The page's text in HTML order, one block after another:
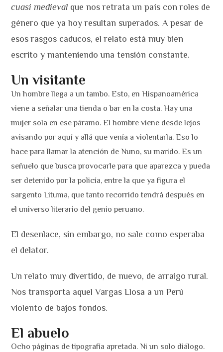
cuasi medieval que nos retrata un país con roles de
género que ya hoy resultan superados. A pesar de
esos rasgos caducos, el relato está muy bien
escrito y manteniendo una tensión constante.
Un visitante
Un hombre llega a un tambo. Esto, en Hispanoamérica
viene a señalar una tienda o bar en la costa. Hay una
mujer sola en ese páramo. El hombre viene desde lejos
avisando por aquí y allá que venía a violentarla. Eso lo
hace para llamar la atención de Nuno, su marido. Es un
señuelo que busca provocarle para que aparezca y pueda
ser detenido por la policía, entre la que ya figura el
sargento Lituma, que tanto recorrido tendrá después en
el universo literario del genio peruano.
El desenlace, sin embargo, no sale como esperaba
el delator.
Un relato muy divertido, de nuevo, de arraigo rural.
Nos transporta aquel Vargas Llosa a un Perú
violento de bajos fondos.
El abuelo
Ocho páginas de tipografía apretada. Ni un solo diálogo.